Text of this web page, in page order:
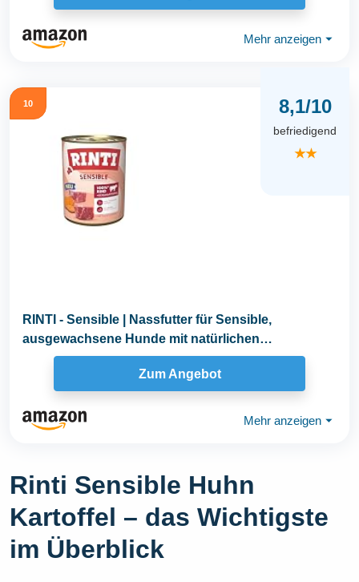
Mehr anzeigen ⏷
10 8,1/10
befriedigend
★★
RINTI - Sensible | Nassfutter für Sensible,
ausgewachsene Hunde mit natürlichen
Fleischstücken...
Zum Angebot
Mehr anzeigen ⏷
Rinti Sensible Huhn
Kartoffel – das Wichtigste
im Überblick